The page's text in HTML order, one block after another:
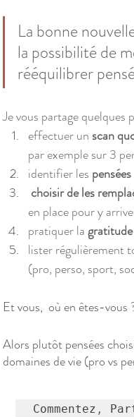
La bonne
la possibilité de
rééquilibrer
Je vous partage quelques
effectuer un scan
par exemple sur 3
identifier les
choisir de les
en place pour y
pratiquer la
lister régulièrement
(pro, perso, sport,
Et vous,  où en êtes-vous
Alors plutôt pensées
domaines de vie (pro vs
Commentez ,